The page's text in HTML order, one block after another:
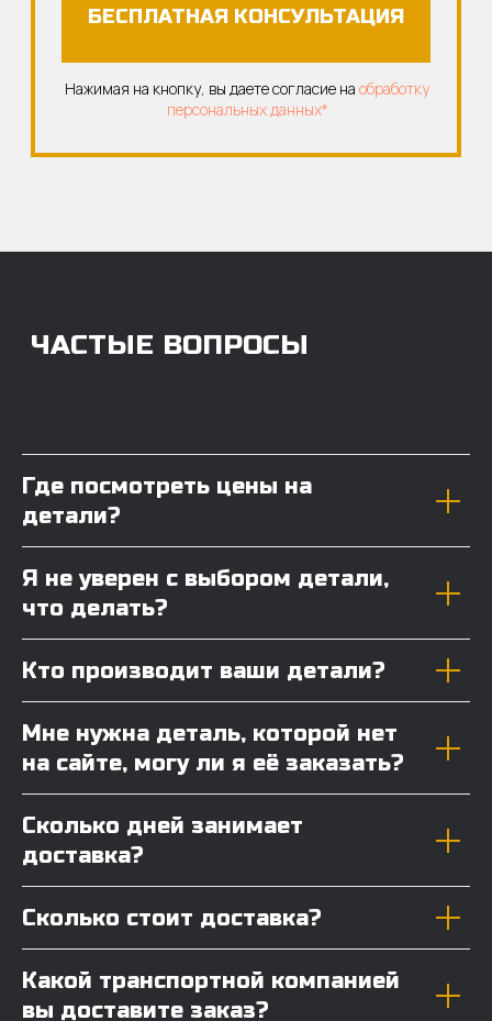
Где посмотреть цены на
детали?
Я не уверен с выбором детали,
что делать?
Кто производит ваши детали?
Мне нужна деталь, которой нет
на сайте, могу ли я её заказать?
Сколько дней занимает
доставка?
Сколько стоит доставка?
Какой транспортной компанией
вы доставите заказ?